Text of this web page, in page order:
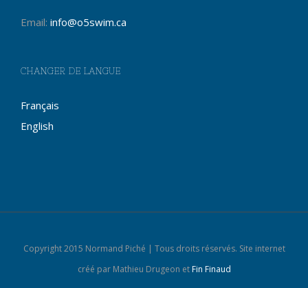
Email: info@o5swim.ca
CHANGER DE LANGUE
Français
English
Copyright 2015 Normand Piché | Tous droits réservés. Site internet
créé par Mathieu Drugeon etFin Finaud